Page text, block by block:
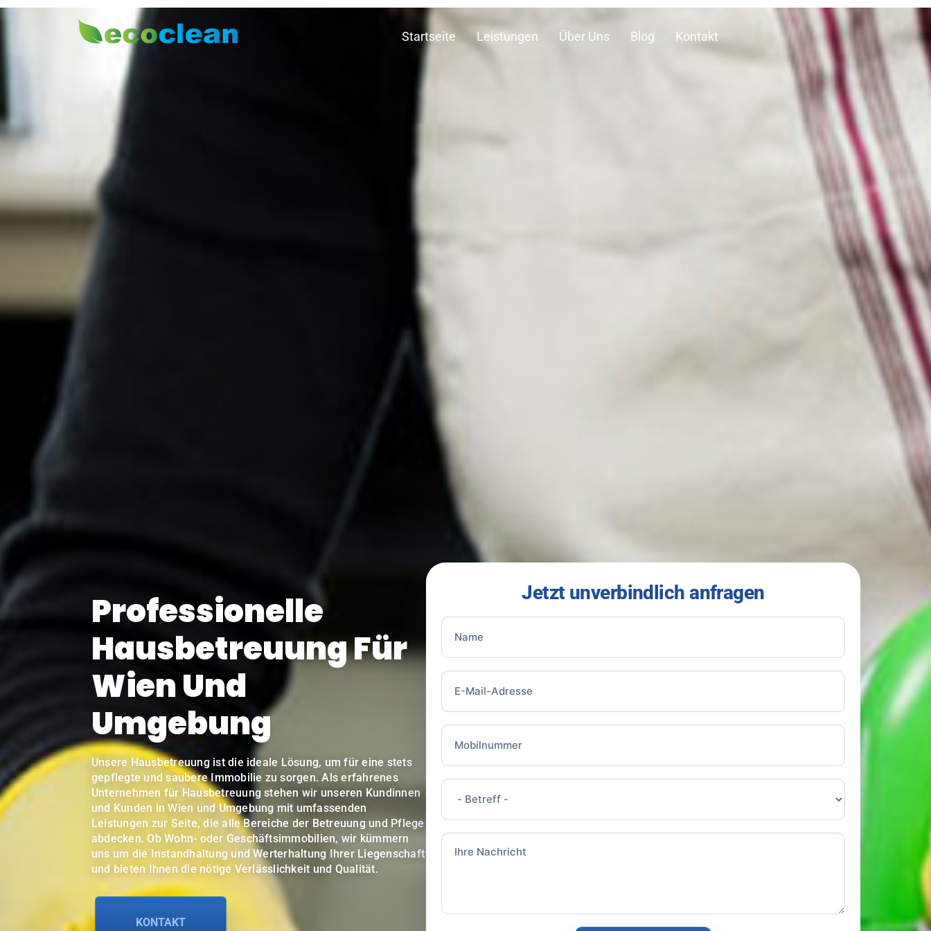
Startseite Leistungen Über Uns Blog Kontakt
Professionelle
Hausbetreuung Für
Wien Und
Umgebung
Unsere Hausbetreuung ist die ideale Lösung, um für eine stets
gepflegte und saubere Immobilie zu sorgen. Als erfahrenes
Unternehmen für Hausbetreuung stehen wir unseren Kundinnen
und Kunden in Wien und Umgebung mit umfassenden
Leistungen zur Seite, die alle Bereiche der Betreuung und Pflege
abdecken. Ob Wohn- oder Geschäftsimmobilien, wir kümmern
uns um die Instandhaltung und Werterhaltung Ihrer Liegenschaft
und bieten Ihnen die nötige Verlässlichkeit und Qualität.
KONTAKT
Jetzt unverbindlich anfragen